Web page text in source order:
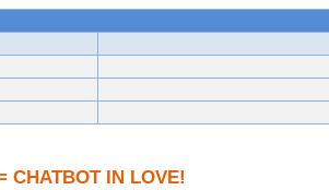
CHATBOT IN LOVE!